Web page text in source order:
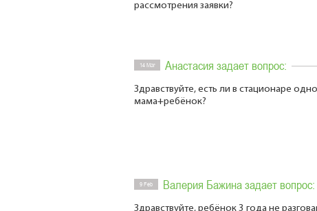
рассмотрения заявки?
14 Mar Анастасия задает вопрос:
Здравствуйте, есть ли в стационаре
мама+ребёнок?
9 Feb Валерия Бажина задает вопрос:
Здравствуйте, ребёнок 3 года не